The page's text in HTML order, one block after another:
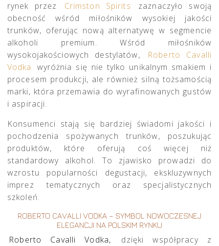
rynek przez
Crimston Spirits
zaznaczyło swoją
obecność wśród miłośników wysokiej jakości
trunków, oferując nową alternatywę w segmencie
alkoholi premium. Wśród miłośników
wysokojakościowych destylatów,
Roberto Cavalli
Vodka
wyróżnia się nie tylko unikalnym smakiem i
procesem produkcji, ale również silną tożsamością
marki, która przemawia do wyrafinowanych gustów
i aspiracji.
Konsumenci stają się bardziej świadomi jakości i
pochodzenia spożywanych trunków, poszukując
produktów, które oferują coś więcej niż
standardowy alkohol. To zjawisko prowadzi do
wzrostu popularności degustacji, ekskluzywnych
imprez tematycznych oraz specjalistycznych
szkoleń.
ROBERTO CAVALLI VODKA – SYMBOL NOWOCZESNEJ
ELEGANCJI NA POLSKIM RYNKU
Roberto Cavalli Vodka,
dzięki współpracy z